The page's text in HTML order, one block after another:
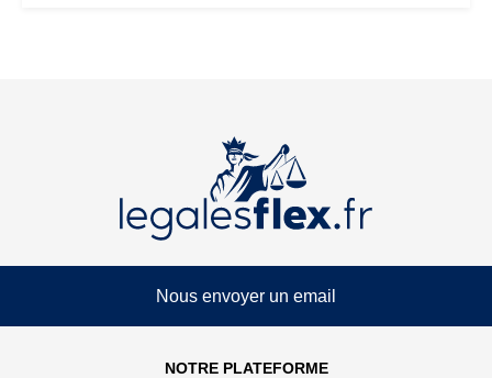
Nous envoyer un email
NOTRE PLATEFORME